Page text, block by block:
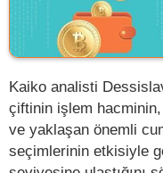
Kaiko analisti
çiftinin işlem
ve yaklaşan önemli
seçimlerinin etkisiyle